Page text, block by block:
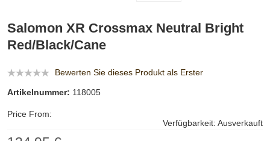
Salomon XR Crossmax Neutral Bright
Red/Black/Cane
Bewerten Sie dieses Produkt als Erster
Artikelnummer: 118005
Verfügbarkeit: Ausverkauft
Price From: